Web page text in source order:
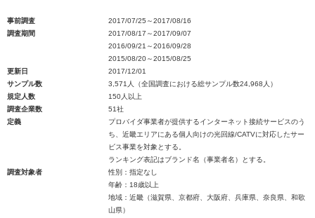
事前調査
2017/07/25～2017/08/16
調査期間
2017/08/17～2017/09/07
2016/09/21～2016/09/28
2015/08/20～2015/08/25
更新日
2017/12/01
サンプル数
3,571人（全国調査における総サンプル数24,968人）
規定人数
150人以上
調査企業数
51社
定義
プロバイダ事業者が提供するインターネット接続サービスのう
ち、近畿エリアにある個人向けの光回線/CATVに対応したサー
ビス事業を対象とする。
ランキング表記はブランド名（事業者名）とする。
調査対象者
性別：指定なし
年齢：18歳以上
地域：近畿（滋賀県、京都府、大阪府、兵庫県、奈良県、和歌
山県）